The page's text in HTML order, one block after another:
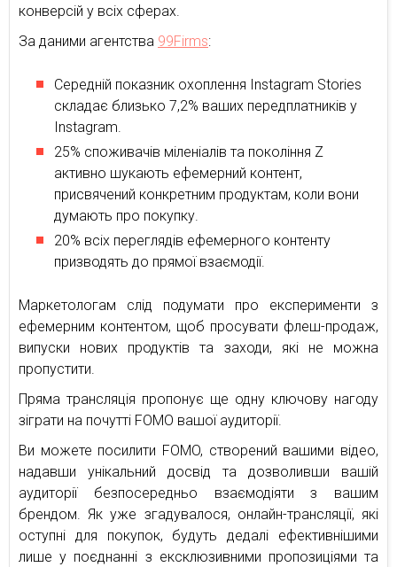
конверсій у всіх сферах.
За даними агентства 99Firms:
Середній показник охоплення Instagram Stories
складає близько 7,2% ваших передплатників у
Instagram.
25% споживачів міленіалів та покоління Z
активно шукають ефемерний контент,
присвячений конкретним продуктам, коли вони
думають про покупку.
20% всіх переглядів ефемерного контенту
призводять до прямої взаємодії.
Маркетологам слід подумати про експерименти з
ефемерним контентом, щоб просувати флеш-продаж,
випуски нових продуктів та заходи, які не можна
пропустити.
Пряма трансляція пропонує ще одну ключову нагоду
зіграти на почутті FOMO вашої аудиторії.
Ви можете посилити FOMO, створений вашими відео,
надавши унікальний досвід та дозволивши вашій
аудиторії безпосередньо взаємодіяти з вашим
брендом. Як уже згадувалося, онлайн-трансляції, які
оступні для покупок, будуть дедалі ефективнішими
лише у поєднанні з ексклюзивними пропозиціями та